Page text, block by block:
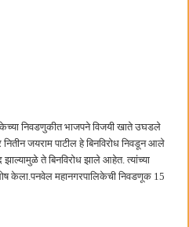
निवडणुकीत भाजपने विजयी खाते उघडले
जयराम पाटील हे बिनविरोध निवडून आले
झाल्यामुळे ते बिनविरोध झाले आहेत. त्यांच्या
केला.पनवेल महानगरपालिकेची निवडणूक 15